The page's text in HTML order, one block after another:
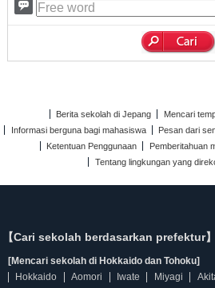
Berita sekolah di Jepang
Mencari
Informasi berguna bagi mahasiswa
Pesan dari
Ketentuan Penggunaan
Pemberitahuan
Tentang lingkungan yang
【Cari sekolah berdasarkan prefektur】
[Mencari sekolah di Hokkaido dan Tohoku]
Hokkaido
Aomori Iwate Miyagi